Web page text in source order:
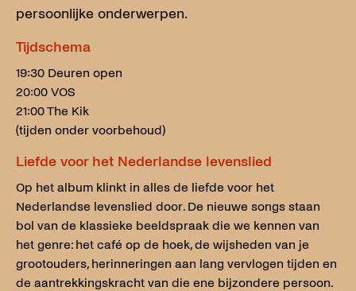
persoonlijke onderwerpen.
Tijdschema
19:30 Deuren open
20:00 VOS
21:00 The Kik
(tijden onder voorbehoud)
Liefde voor het Nederlandse levenslied
Op het album klinkt in alles de liefde voor het
Nederlandse levenslied door. De nieuwe songs staan
bol van de klassieke beeldspraak die we kennen van
het genre: het café op de hoek, de wijsheden van je
grootouders, herinneringen aan lang vervlogen tijden en
de aantrekkingskracht van die ene bijzondere persoon.